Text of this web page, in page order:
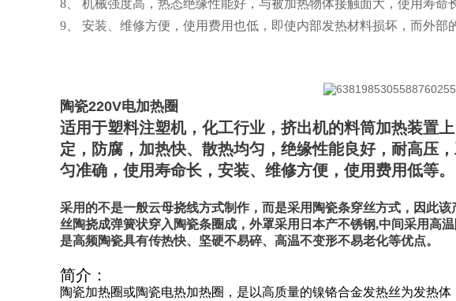
8、 机械强度高，热态绝缘性能好，与被加热物体接触面大，使用寿
9、 安装、维修方便，使用费用也低，即使内部发热材料损坏，而外部
陶瓷220V电加热圈
适用于塑料注塑机，化工行业，挤出机的料筒加热装置
定，防腐，加热快、散热均匀，绝缘性能良好，耐高压
匀准确，使用寿命长，安装、维修方便，使用费用低等。
采用的不是一般云母挠线方式制作，而是采用陶瓷条穿丝方式，因此
丝陶挠成弹簧状穿入陶瓷条圈成，外罩采用日本产不锈钢,中间采用高
是高频陶瓷具有传热快、坚硬不易碎、高温不变形不易老化等优点。
简介：
陶瓷加热圈或陶瓷电热加热圈，是以高质量的镍铬合金发热丝为发热